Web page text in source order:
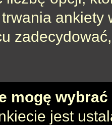
ankiety
mogę
jest